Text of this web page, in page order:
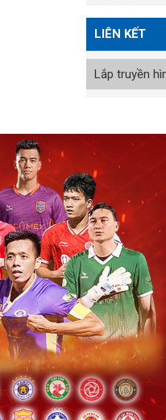
LIÊN KẾT
Lắp truyền